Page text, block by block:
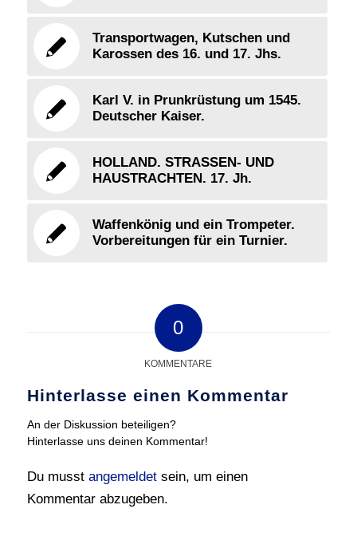
Transportwagen, Kutschen und
Karossen des 16. und 17. Jhs.
Karl V. in Prunkrüstung um 1545.
Deutscher Kaiser.
HOLLAND. STRASSEN- UND
HAUSTRACHTEN. 17. Jh.
Waffenkönig und ein Trompeter.
Vorbereitungen für ein Turnier.
0
KOMMENTARE
Hinterlasse einen Kommentar
An der Diskussion beteiligen?
Hinterlasse uns deinen Kommentar!
Du musst angemeldetsein, um einen
Kommentar abzugeben.